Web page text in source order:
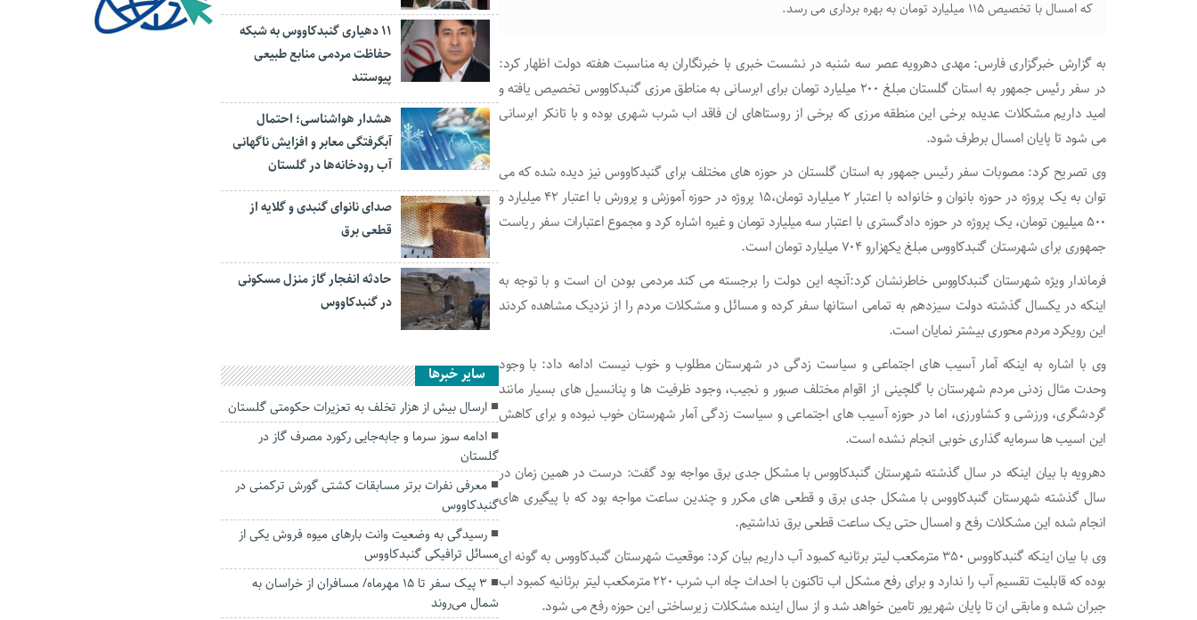
که امسال با تخصیص ۱۱۵ میلیارد تومان به بهره برداری می رسد.
به گزارش خبرگزاری فارس: مهدی دهرویه عصر سه شنبه در نشست خبری با خبرنگاران به مناسبت هفته دولت اظهار کرد:
در سفر رئیس جمهور به استان گلستان مبلغ ۲۰۰ میلیارد تومان برای ابرسانی به مناطق مرزی گنبدکاووس تخصیص یافته و
امید داریم مشکلات عدیده برخی این منطقه مرزی که برخی از روستاهای ان فاقد اب شرب شهری بوده و با تانکر ابرسانی
می شود تا پایان امسال برطرف شود.
وی تصریح کرد: مصوبات سفر رئیس جمهور به استان گلستان در حوزه های مختلف برای گنبدکاووس نیز دیده شده که می
توان به یک پروژه در حوزه بانوان و خانواده با اعتبار ۲ میلیارد تومان،۱۵ پروژه در حوزه آموزش و پرورش با اعتبار ۴۲ میلیارد و
۵۰۰ میلیون تومان، یک پروژه در حوزه دادگستری با اعتبار سه میلیارد تومان و غیره اشاره کرد و مجموع اعتبارات سفر ریاست
جمهوری برای شهرستان گنبدکاووس مبلغ یکهزارو ۷۰۴ میلیارد تومان است.
فرماندار ویژه شهرستان گنبدکاووس خاطرنشان کرد:آنچه این دولت را برجسته می کند مردمی بودن ان است و با توجه به
اینکه در یکسال گذشته دولت سیزدهم به تمامی استانها سفر کرده و مسائل و مشکلات مردم را از نزدیک مشاهده کردند
این رویکرد مردم محوری بیشتر نمایان است.
وی با اشاره به اینکه آمار آسیب های اجتماعی و سیاست زدگی در شهرستان مطلوب و خوب نیست ادامه داد: با وجود
وحدت مثال زدنی مردم شهرستان با گلچینی از اقوام مختلف صبور و نجیب، وجود ظرفیت ها و پنانسیل های بسیار مانند
گردشگری، ورزشی و کشاورزی، اما در حوزه آسیب های اجتماعی و سیاست زدگی آمار شهرستان خوب نبوده و برای کاهش
این اسیب ها سرمایه گذاری خوبی انجام نشده است.
دهرویه با بیان اینکه در سال گذشته شهرستان گنبدکاووس با مشکل جدی برق مواجه بود گفت: درست در همین زمان در
سال گذشته شهرستان گنبدکاووس با مشکل جدی برق و قطعی های مکرر و چندین ساعت مواجه بود که با پیگیری های
انجام شده این مشکلات رفع و امسال حتی یک ساعت قطعی برق نداشتیم.
وی با بیان اینکه گنبدکاووس ۳۵۰ مترمکعب لیتر برثانیه کمبود آب داریم بیان کرد: موقعیت شهرستان گنبدکاووس به گونه ای
بوده که قابلیت تقسیم آب را ندارد و برای رفع مشکل اب تاکنون با احداث چاه اب شرب ۲۲۰ مترمکعب لیتر برثانیه کمبود اب
جبران شده و مابقی ان تا پایان شهریور تامین خواهد شد و از سال اینده مشکلات زیرساختی این حوزه رفع می شود.
۱۱ دهیاری گنبدکاووس به شبکه
حفاظت مردمی منابع طبیعی
پیوستند
هشدار هواشناسی؛ احتمال
آبگرفتگی معابر و افزایش ناگهانی
آب رودخانه‌ها در گلستان
صدای نانوای گنبدی و گلایه از
قطعی برق
حادثه انفجار گاز منزل مسکونی
در گنبدکاووس
سایر خبرها
ارسال بیش از هزار تخلف به تعزیرات حکومتی گلستان
ادامه سوز سرما و جابه‌جایی رکورد مصرف گاز در
گلستان
معرفی نفرات برتر مسابقات کشتی گورش ترکمنی در
گنبدکاووس
رسیدگی به وضعیت وانت بارهای میوه فروش یکی از
مسائل ترافیکی گنبدکاووس
۳ پیک سفر تا ۱۵ مهرماه/ مسافران از خراسان به
شمال می‌روند